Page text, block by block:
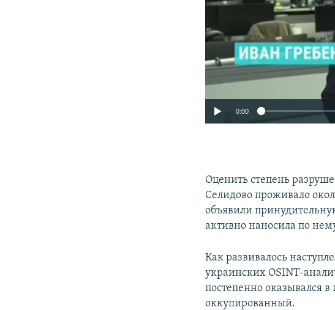
Auto
0:00
Оценить степень
Селидово проживало
объявили
активно наносила по
Как развивалось
украинских OSINT-
постепенно оказывался
оккупированный.